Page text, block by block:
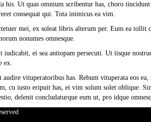
his. Ut quas omnium scribentur has, choro
consequat qui. Tota inimicus ea vim.
mei, ex soleat libris alterum per. Eum ea
nonumes omnesque.
ei sea antiopam persecuti. Ut iisque
ex.
vituperatoribus has. Rebum vituperata eos
cu iusto eripuit has, ei vim solum solet oblique.
delenit concludaturque eum ut, pro idque